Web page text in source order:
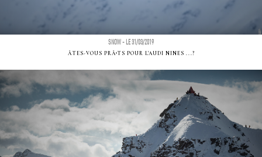
SNOW - LE 31/03/2019
ÃTES-VOUS PRÃªTS POUR L'AUDI NINES ...?